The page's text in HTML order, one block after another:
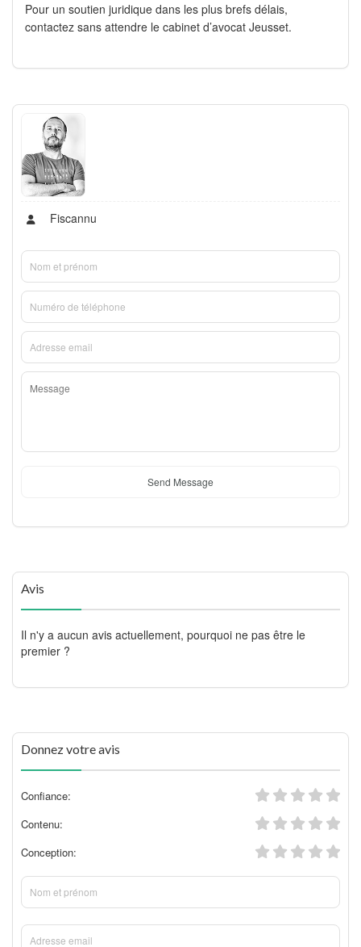
Pour un soutien juridique dans les plus brefs délais,
contactez sans attendre le cabinet d’avocat Jeusset.
Fiscannu
Send Message
Avis
Il n'y a aucun avis actuellement, pourquoi ne pas être le
premier ?
Donnez votre avis
Confiance:
Contenu:
Conception: